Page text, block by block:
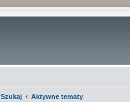
Szukaj Aktywne tematy